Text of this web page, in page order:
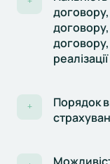
+
Порядок